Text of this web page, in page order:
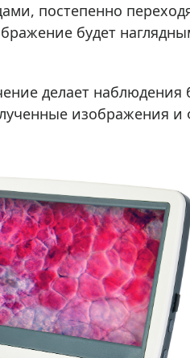
постепенно
будет
делает
изображения и